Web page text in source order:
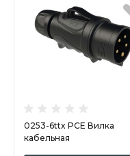
0253-6ttx PCE Вилка
кабельная